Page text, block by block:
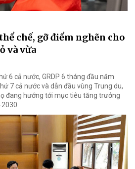
chế, gỡ điểm nghẽn cho
và vừa
6 cả nước, GRDP 6 tháng đầu năm
7 cả nước và dẫn đầu vùng Trung du,
đang hướng tới mục tiêu tăng trưởng